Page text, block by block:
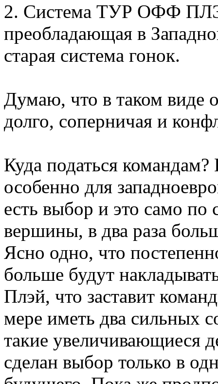
2. Система ТУР ОФФ
преобладающая в
старая система гонок.
Думаю, что в таком виде
долго, соперничая и
Куда податься командам?
особенно для
есть выбор и это само по
вершины, в два раза
Ясно одно, что
больше будут
Плэй, что заставит
мере иметь два сильных
такие увеличивающиеся
сделан выбор только в